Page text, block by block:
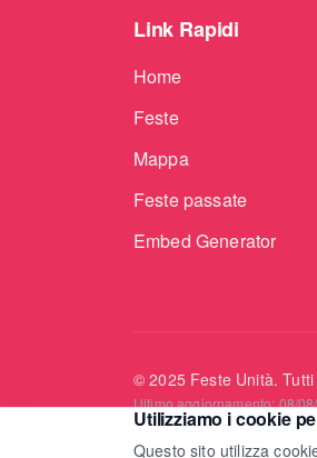
Utilizziamo i cookie
Questo sito utilizza
Link Rapidi
Home
Feste
Mappa
Feste passate
Embed Generator
©2025 Feste Unità.
Ultimo aggiornamento:08/